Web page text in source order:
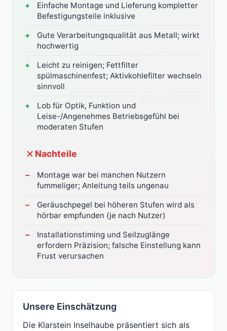
Einfache Montage und Lieferung kompletter
Befestigungsteile inklusive
Gute Verarbeitungsqualität aus Metall; wirkt
hochwertig
Leicht zu reinigen; Fettfilter
spülmaschinenfest; Aktivkohlefilter wechseln
sinnvoll
Lob für Optik, Funktion und
Leise-/Angenehmes Betriebsgefühl bei
moderaten Stufen
Nachteile
Montage war bei manchen Nutzern
fummeliger; Anleitung teils ungenau
Geräuschpegel bei höheren Stufen wird als
hörbar empfunden (je nach Nutzer)
Installationstiming und Seilzuglänge
erfordern Präzision; falsche Einstellung kann
Frust verursachen
Unsere Einschätzung
Die Klarstein Inselhaube präsentiert sich als